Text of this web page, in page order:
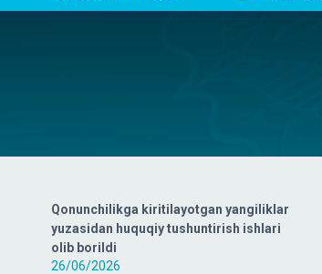
Qonunchilikga kiritilayotgan yangiliklar
yuzasidan huquqiy tushuntirish ishlari
olib borildi
26/06/2026